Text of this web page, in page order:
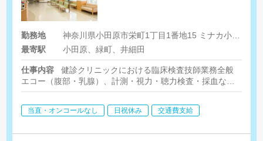
勤務地
最寄駅
小田原、緑町、井細田
仕事内容
健診クリニックにおける臨床検査技師業務全般
エコー（腹部・乳腺）、計測・視力・聴力検査・採血などの生理
※検査業務はローテーションで行なっております
当直・オンコールなし 日祝休み 交通費支給